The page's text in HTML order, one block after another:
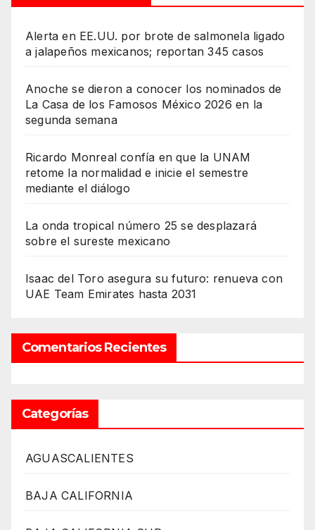
Alerta en EE.UU. por brote de salmonela ligado
a jalapeños mexicanos; reportan 345 casos
Anoche se dieron a conocer los nominados de
La Casa de los Famosos México 2026 en la
segunda semana
Ricardo Monreal confía en que la UNAM
retome la normalidad e inicie el semestre
mediante el diálogo
La onda tropical número 25 se desplazará
sobre el sureste mexicano
Isaac del Toro asegura su futuro: renueva con
UAE Team Emirates hasta 2031
Comentarios Recientes
Categorías
AGUASCALIENTES
BAJA CALIFORNIA